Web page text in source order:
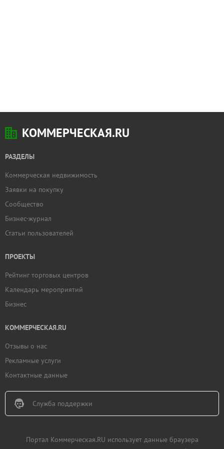
КОММЕРЧЕСКАЯ.RU
РАЗДЕЛЫ
Коммерческая недвижимость
Заявки на покупку
Сообщество
Бизнес-журнал
Статьи пользователей
ПРОЕКТЫ
Рейтинг торговых центров
Календарь мероприятий
Бизнес
КОММЕРЧЕСКАЯ.RU
Отзывы о нас
Рекламные услуги
Контактные данные
Служба поддержки
Портал Коммерческая.RU использует данные браузера